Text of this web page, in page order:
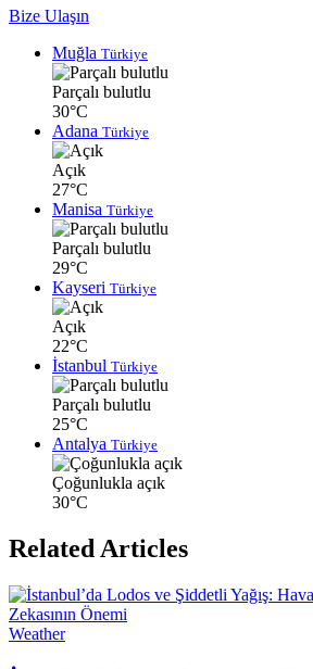
Bize Ulaşın
Muğla Türkiye
Parçalı bulutlu
30°C
Adana Türkiye
Açık
27°C
Manisa Türkiye
Parçalı bulutlu
29°C
Kayseri Türkiye
Açık
22°C
İstanbul Türkiye
Parçalı bulutlu
25°C
Antalya Türkiye
Çoğunlukla açık
30°C
Related Articles
Weather